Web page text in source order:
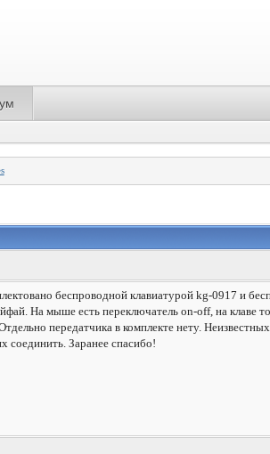
беспроводной клавиатурой kg-0917 и
На мыше есть переключатель on-off, на клаве
передатчика в комплекте нету.
соединить. Заранее спасибо!